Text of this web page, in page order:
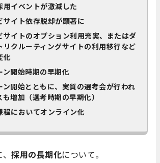
用イベントが激減した
サイト依存脱却が顕著に
サイトのオプション利用充実、またはダ
リクルーティングサイトの利用移行など
化
ン開始時期の早期化
ン開始とともに、実質の選考会が行われ
も増加（選考時期の早期化）
程においてオンライン化
採用の長期化について。